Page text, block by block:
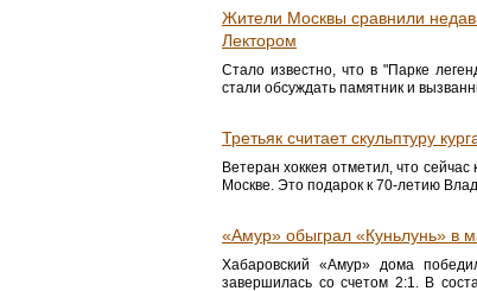
Жители Москвы сравнили
Лектором
Стало известно, что в "Парке
стали обсуждать памятник и
Третьяк считает скульптуру
Ветеран хоккея отметил, что
Москве. Это подарок к 70-летию
«Амур» обыграл «Куньлунь» в
Хабаровский «Амур» дома
завершилась со счетом 2:1. В